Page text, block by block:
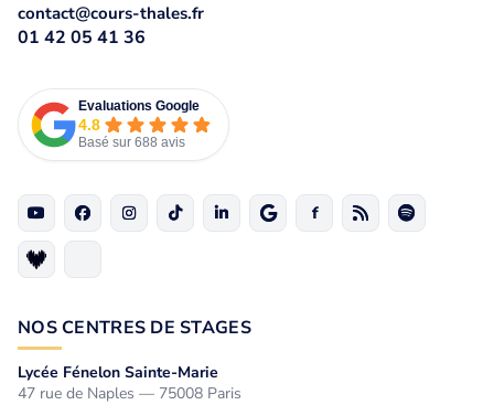
contact@cours-thales.fr
01 42 05 41 36
Evaluations Google
4.8
Basé sur 688 avis
NOS CENTRES DE STAGES
Lycée Fénelon Sainte-Marie
47 rue de Naples — 75008 Paris